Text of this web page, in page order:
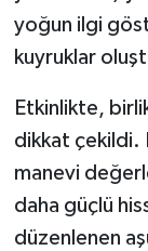
yoğun ilgi
kuyruklar
Etkinlikte,
dikkat çekildi.
manevi
daha güçlü
düzenlenen